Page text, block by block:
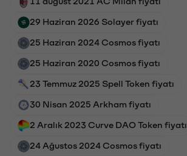
29 Haziran 2026 Solayer fiyatı
25 Haziran 2024 Cosmos fiyatı
25 Haziran 2020 Cosmos fiyatı
23 Temmuz 2025 Spell Token fiyatı
30 Nisan 2025 Arkham fiyatı
2 Aralık 2023 Curve DAO Token fiyatı
24 Ağustos 2024 Cosmos fiyatı